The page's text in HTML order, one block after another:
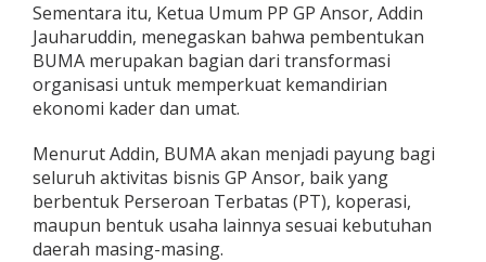
Sementara itu, Ketua Umum PP GP Ansor, Addin
Jauharuddin, menegaskan bahwa pembentukan
BUMA merupakan bagian dari transformasi
organisasi untuk memperkuat kemandirian
ekonomi kader dan umat.
Menurut Addin, BUMA akan menjadi payung bagi
seluruh aktivitas bisnis GP Ansor, baik yang
berbentuk Perseroan Terbatas (PT), koperasi,
maupun bentuk usaha lainnya sesuai kebutuhan
daerah masing-masing.